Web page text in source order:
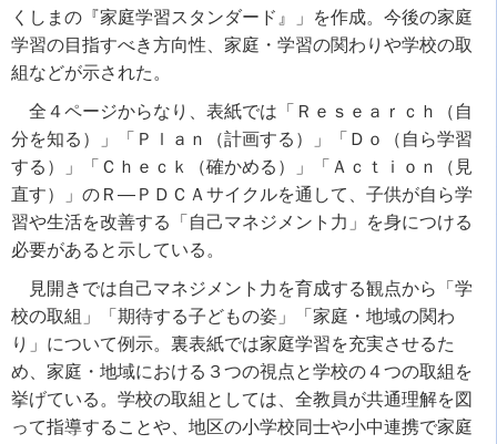
くしまの『家庭学習スタンダード』」を作成。今後の家庭
学習の目指すべき方向性、家庭・学習の関わりや学校の取
組などが示された。
全４ページからなり、表紙では「Ｒｅｓｅａｒｃｈ（自
分を知る）」「Ｐｌａｎ（計画する）」「Ｄｏ（自ら学習
する）」「Ｃｈｅｃｋ（確かめる）」「Ａｃｔｉｏｎ（見
直す）」のＲ―ＰＤＣＡサイクルを通して、子供が自ら学
習や生活を改善する「自己マネジメント力」を身につける
必要があると示している。
見開きでは自己マネジメント力を育成する観点から「学
校の取組」「期待する子どもの姿」「家庭・地域の関わ
り」について例示。裏表紙では家庭学習を充実させるた
め、家庭・地域における３つの視点と学校の４つの取組を
挙げている。学校の取組としては、全教員が共通理解を図
って指導することや、地区の小学校同士や小中連携で家庭